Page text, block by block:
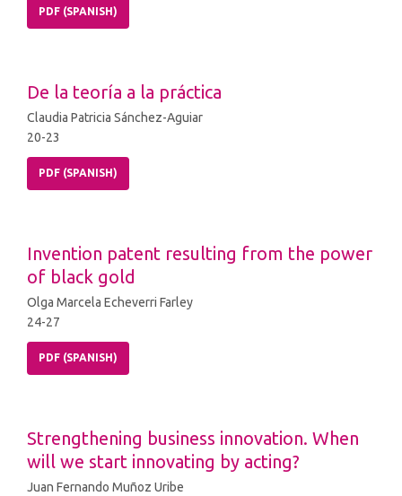
PDF (SPANISH)
De la teoría a la práctica
Claudia Patricia Sánchez-Aguiar
20-23
PDF (SPANISH)
Invention patent resulting from the power
of black gold
Olga Marcela Echeverri Farley
24-27
PDF (SPANISH)
Strengthening business innovation. When
will we start innovating by acting?
Juan Fernando Muñoz Uribe